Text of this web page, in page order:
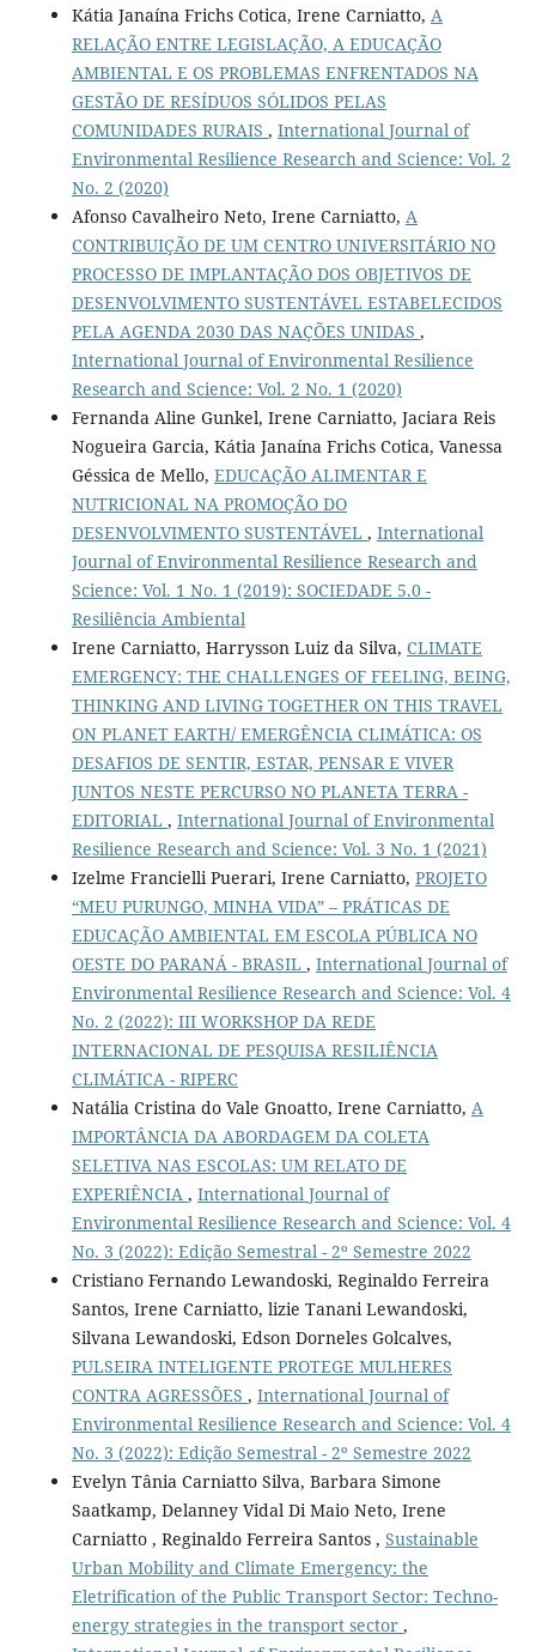
Kátia Janaína Frichs Cotica, Irene Carniatto, A
RELAÇÃO ENTRE LEGISLAÇÃO, A EDUCAÇÃO
AMBIENTAL E OS PROBLEMAS ENFRENTADOS NA
GESTÃO DE RESÍDUOS SÓLIDOS PELAS
COMUNIDADES RURAIS , International Journal of
Environmental Resilience Research and Science: Vol. 2
No. 2 (2020)
Afonso Cavalheiro Neto, Irene Carniatto, A
CONTRIBUIÇÃO DE UM CENTRO UNIVERSITÁRIO NO
PROCESSO DE IMPLANTAÇÃO DOS OBJETIVOS DE
DESENVOLVIMENTO SUSTENTÁVEL ESTABELECIDOS
PELA AGENDA 2030 DAS NAÇÕES UNIDAS ,
International Journal of Environmental Resilience
Research and Science: Vol. 2 No. 1 (2020)
Fernanda Aline Gunkel, Irene Carniatto, Jaciara Reis
Nogueira Garcia, Kátia Janaína Frichs Cotica, Vanessa
Géssica de Mello, EDUCAÇÃO ALIMENTAR E
NUTRICIONAL NA PROMOÇÃO DO
DESENVOLVIMENTO SUSTENTÁVEL , International
Journal of Environmental Resilience Research and
Science: Vol. 1 No. 1 (2019): SOCIEDADE 5.0 -
Resiliência Ambiental
Irene Carniatto, Harrysson Luiz da Silva, CLIMATE
EMERGENCY: THE CHALLENGES OF FEELING, BEING,
THINKING AND LIVING TOGETHER ON THIS TRAVEL
ON PLANET EARTH/ EMERGÊNCIA CLIMÁTICA: OS
DESAFIOS DE SENTIR, ESTAR, PENSAR E VIVER
JUNTOS NESTE PERCURSO NO PLANETA TERRA -
EDITORIAL , International Journal of Environmental
Resilience Research and Science: Vol. 3 No. 1 (2021)
Izelme Francielli Puerari, Irene Carniatto, PROJETO
“MEU PURUNGO, MINHA VIDA” – PRÁTICAS DE
EDUCAÇÃO AMBIENTAL EM ESCOLA PÚBLICA NO
OESTE DO PARANÁ - BRASIL , International Journal of
Environmental Resilience Research and Science: Vol. 4
No. 2 (2022): III WORKSHOP DA REDE
INTERNACIONAL DE PESQUISA RESILIÊNCIA
CLIMÁTICA - RIPERC
Natália Cristina do Vale Gnoatto, Irene Carniatto, A
IMPORTÂNCIA DA ABORDAGEM DA COLETA
SELETIVA NAS ESCOLAS: UM RELATO DE
EXPERIÊNCIA , International Journal of
Environmental Resilience Research and Science: Vol. 4
No. 3 (2022): Edição Semestral - 2º Semestre 2022
Cristiano Fernando Lewandoski, Reginaldo Ferreira
Santos, Irene Carniatto, lizie Tanani Lewandoski,
Silvana Lewandoski, Edson Dorneles Golcalves,
PULSEIRA INTELIGENTE PROTEGE MULHERES
CONTRA AGRESSÕES , International Journal of
Environmental Resilience Research and Science: Vol. 4
No. 3 (2022): Edição Semestral - 2º Semestre 2022
Evelyn Tânia Carniatto Silva, Barbara Simone
Saatkamp, Delanney Vidal Di Maio Neto, Irene
Carniatto , Reginaldo Ferreira Santos , Sustainable
Urban Mobility and Climate Emergency: the
Eletrification of the Public Transport Sector: Techno-
energy strategies in the transport sector ,